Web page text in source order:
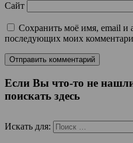
Сайт
Сохранить моё имя, email и
последующих моих
Если Вы что-то не
поискать здесь
Искать для: